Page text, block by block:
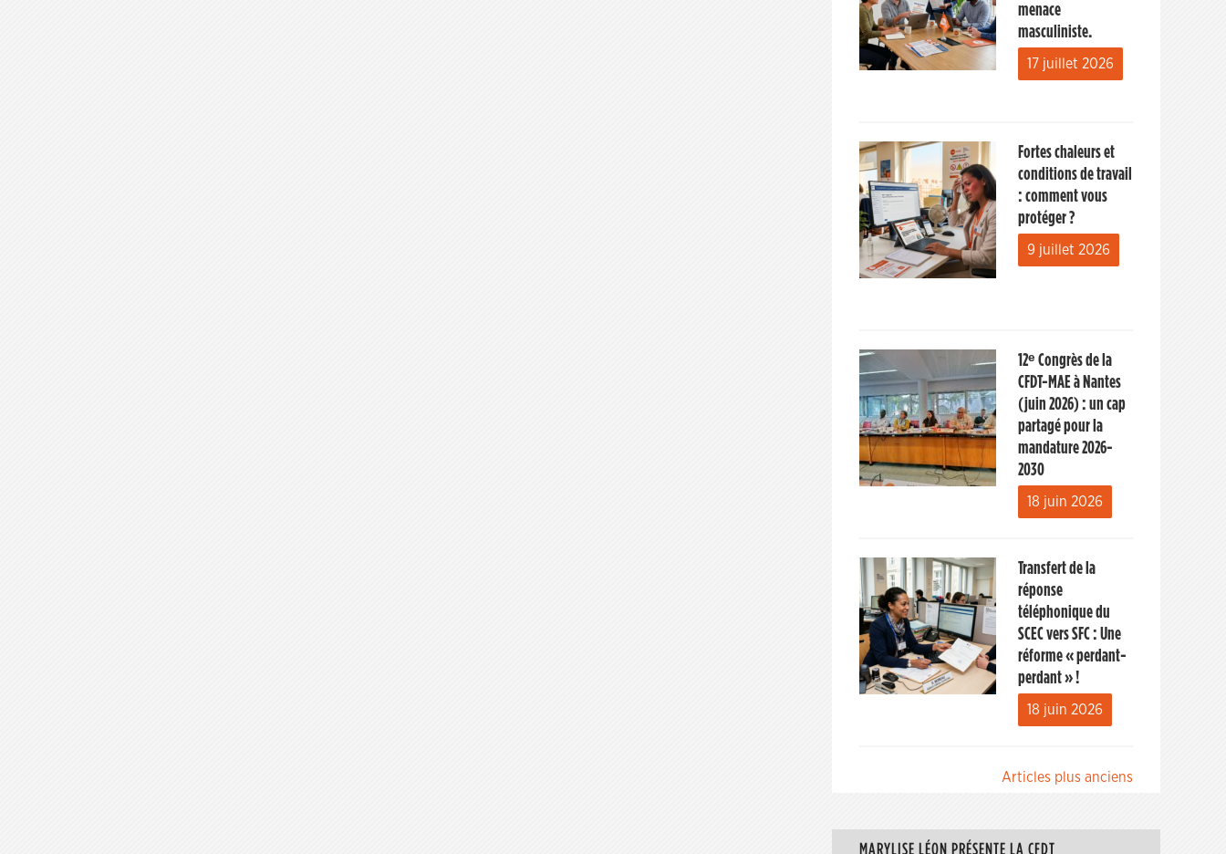
menace
masculiniste.
17 juillet 2026
Fortes chaleurs et
conditions de travail
: comment vous
protéger ?
9 juillet 2026
12ᵉ Congrès de la
CFDT-MAE à Nantes
(juin 2026) : un cap
partagé pour la
mandature 2026-
2030
18 juin 2026
Transfert de la
réponse
téléphonique du
SCEC vers SFC : Une
réforme « perdant-
perdant » !
18 juin 2026
articles
Articles plus anciens
MARYLISE LÉON PRÉSENTE LA CFDT